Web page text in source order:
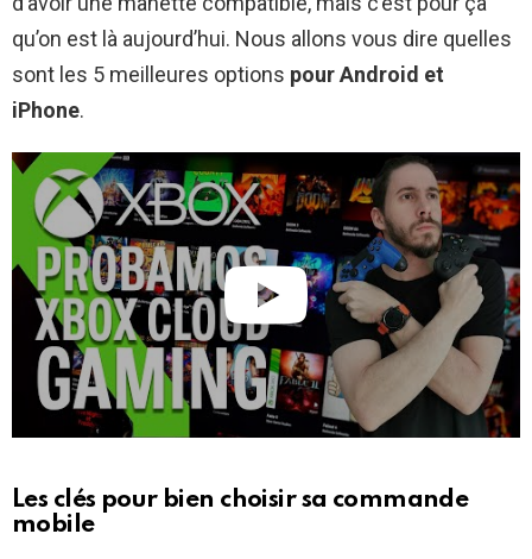
qu’on est là aujourd’hui. Nous allons vous dire quelles
sont les 5 meilleures options pour Android et
iPhone.
Les clés pour bien choisir sa commande
mobile